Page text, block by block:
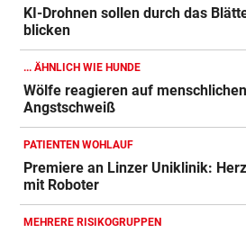
Rücktritt auf
Corinna & Danilo ließen sich
Partnertattoo stechen
SCHLAG GEGEN DEALER
14 Festnahmen: Steirischer
Drogenring aufgeflogen
SEIT ANFANG 2023
KI-Drohnen sollen durch das
blicken
... ÄHNLICH WIE HUNDE
Wölfe reagieren auf menschlichen
Angstschweiß
PATIENTEN WOHLAUF
Premiere an Linzer Uniklinik:
mit Roboter
MEHRERE RISIKOGRUPPEN